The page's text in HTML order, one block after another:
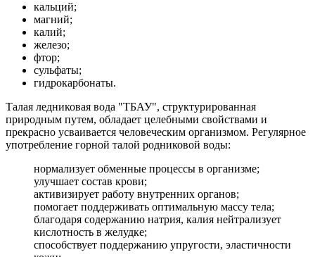
кальций;
магний;
калий;
железо;
фтор;
сульфаты;
гидрокарбонаты.
Талая ледниковая вода "ТБАУ", структурированная
природным путем, обладает целебными свойствами и
прекрасно усваивается человеческим организмом. Регулярное
употребление горной талой родниковой воды:
нормализует обменные процессы в организме;
улучшает состав крови;
активизирует работу внутренних органов;
помогает поддерживать оптимальную массу тела;
благодаря содержанию натрия, калия нейтрализует
кислотность в желудке;
способствует поддержанию упругости, эластичности